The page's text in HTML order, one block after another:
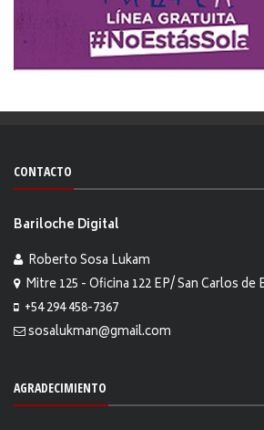
CONTACTO
Bariloche Digital
Roberto Sosa Lukam
Mitre 125 - Oficina 122 EP/ San Carlos de
+54 294 458-7367
sosalukman@gmail.com
AGRADECIMIENTO